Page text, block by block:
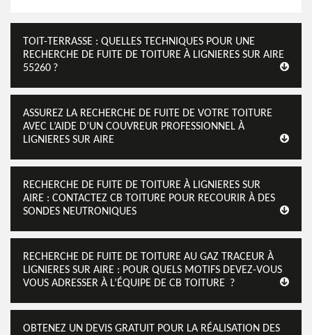
TOIT-TERRASSE : QUELLES TECHNIQUES POUR UNE
RECHERCHE DE FUITE DE TOITURE À LIGNIERES SUR AIRE
55260 ?
ASSUREZ LA RECHERCHE DE FUITE DE VOTRE TOITURE
AVEC L’AIDE D’UN COUVREUR PROFESSIONNEL À
LIGNIERES SUR AIRE
RECHERCHE DE FUITE DE TOITURE À LIGNIERES SUR
AIRE : CONTACTEZ CB TOITURE POUR RECOURIR À DES
SONDES NEUTRONIQUES
RECHERCHE DE FUITE DE TOITURE AU GAZ TRACEUR À
LIGNIERES SUR AIRE : POUR QUELS MOTIFS DEVEZ-VOUS
VOUS ADRESSER À L’ÉQUIPE DE CB TOITURE ?
OBTENEZ UN DEVIS GRATUIT POUR LA RÉALISATION DES